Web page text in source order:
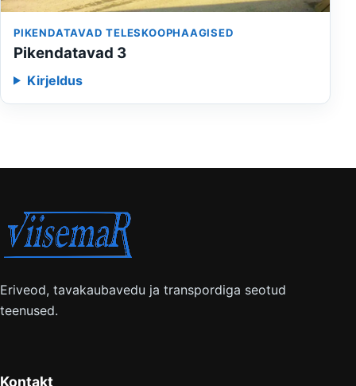
PIKENDATAVAD TELESKOOPHAAGISED
Pikendatavad 3
Kirjeldus
Eriveod, tavakaubavedu ja transpordiga seotud
teenused.
Kontakt